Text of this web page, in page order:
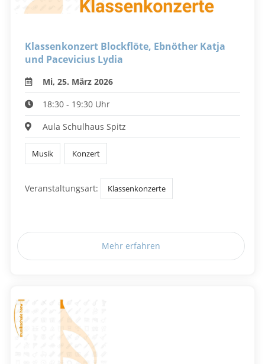
Klassenkonzert Blockflöte, Ebnöther Katja
und Pacevicius Lydia
Mi, 25. März 2026
18:30 - 19:30 Uhr
Aula Schulhaus Spitz
Musik Konzert
Veranstaltungsart: Klassenkonzerte
Mehr erfahren